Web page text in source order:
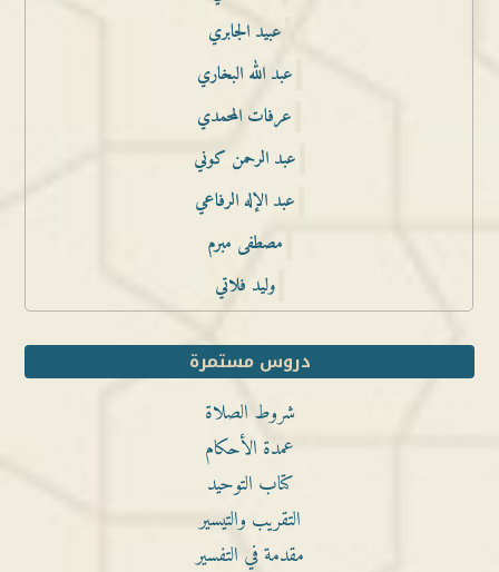
عبيد الجابري
عبد الله البخاري
عرفات المحمدي
عبد الرحمن كوني
عبد الإله الرفاعي
مصطفى مبرم
وليد فلاتي
دروس مستمرة
شروط الصلاة
عمدة الأحكام
كتاب التوحيد
التقريب والتيسير
مقدمة في التفسير